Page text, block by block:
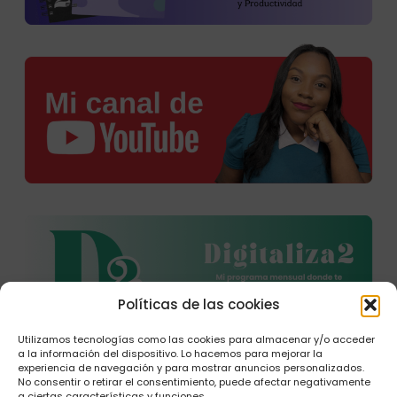
Políticas de las cookies
Utilizamos tecnologías como las cookies para almacenar y/o acceder
a la información del dispositivo. Lo hacemos para mejorar la
experiencia de navegación y para mostrar anuncios personalizados.
No consentir o retirar el consentimiento, puede afectar negativamente